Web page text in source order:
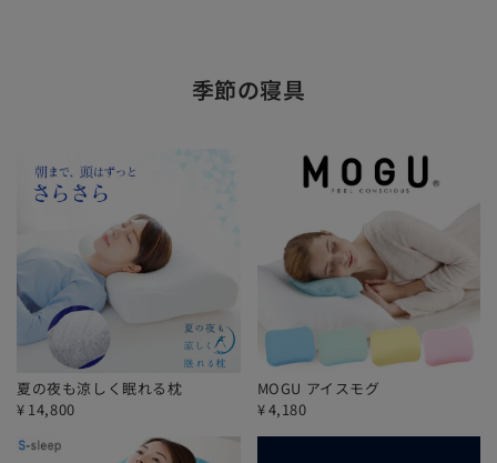
季節の寝具
夏の夜も涼しく眠れる枕
¥ 14,800
MOGU アイスモグ
¥4,180